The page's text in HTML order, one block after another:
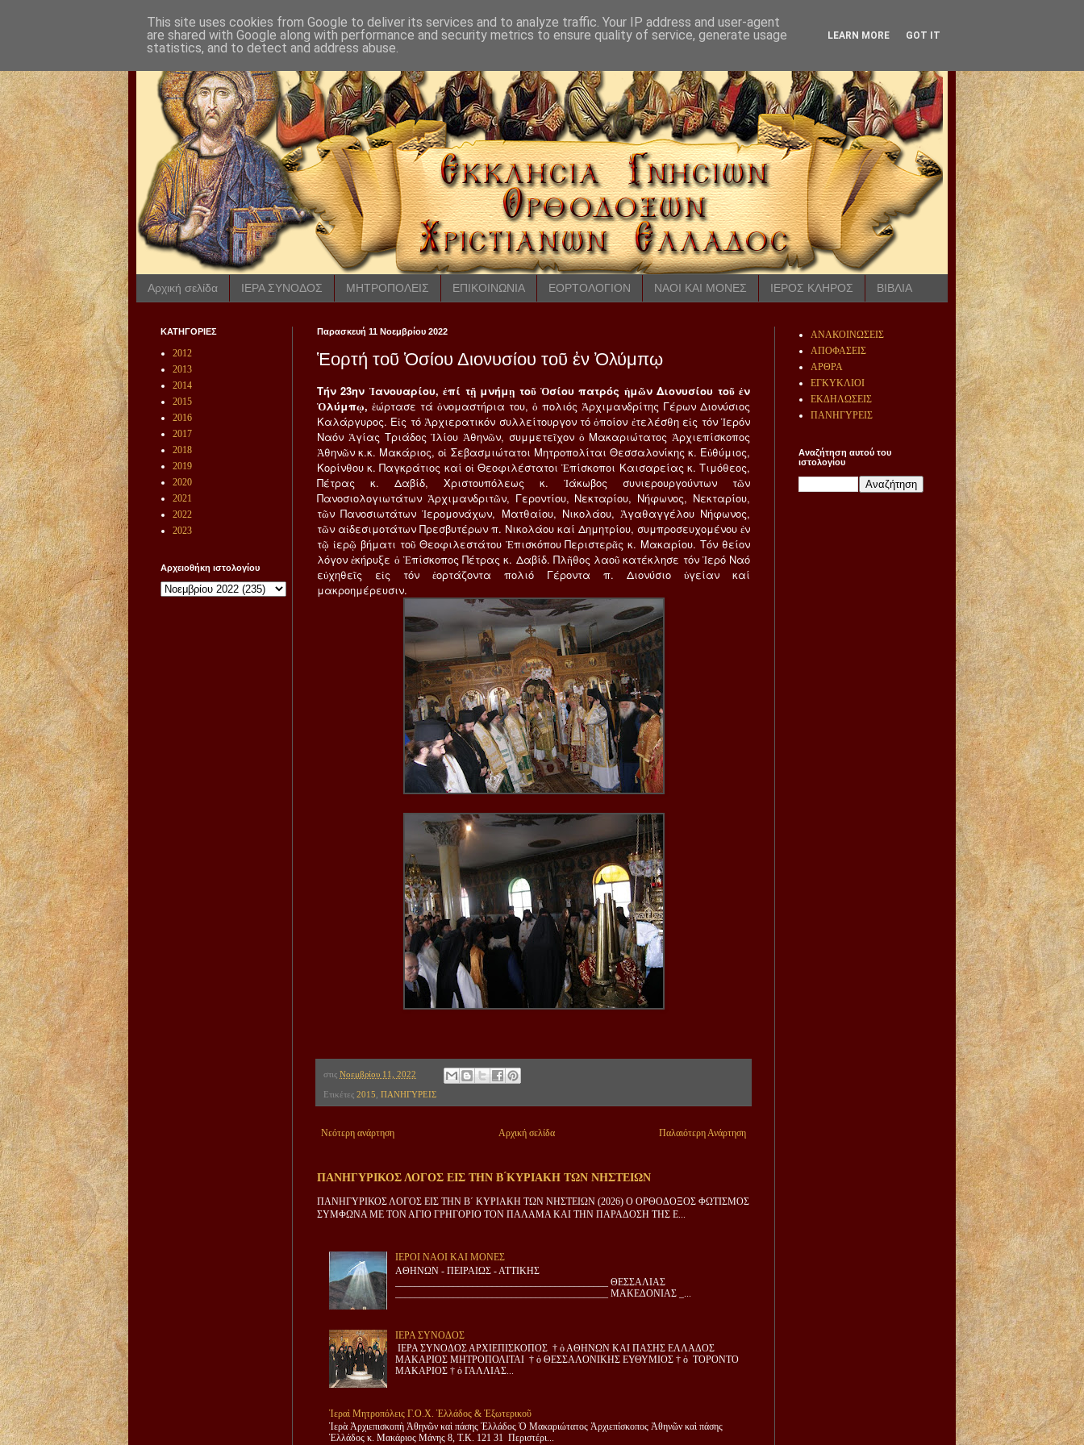
Αρχική σελίδα ΙΕΡΑ ΣΥΝΟΔΟΣ ΜΗΤΡΟΠΟΛΕΙΣ ΕΠΙΚΟΙΝΩΝΙΑ ΕΟΡΤΟΛΟΓΙΟΝ ΝΑΟΙ ΚΑΙ ΜΟΝΕΣ ΙΕΡΟΣ ΚΛΗΡΟΣ ΒΙΒΛΙΑ
Παρασκευή 11 Νοεμβρίου 2022
Ἑορτή τοῦ Ὁσίου Διονυσίου τοῦ ἐν Ὀλύμπῳ
Τήν 23ην Ἰανουαρίου, ἐπί τῇ μνήμῃ τοῦ Ὁσίου πατρός ἡμῶν Διονυσίου τοῦ ἐν
Ὀλύμπῳ, ἑώρτασε τά ὀνομαστήρια του, ὁ πολιός Ἀρχιμανδρίτης Γέρων Διονύσιος
Καλάργυρος. Εἰς τό Ἀρχιερατικόν συλλείτουργον τό ὁποίον ἐτελέσθη εἰς τόν Ἱερόν
Ναόν Ἁγίας Τριάδος Ἰλίου Ἀθηνῶν, συμμετεῖχον ὁ Μακαριώτατος Ἀρχιεπίσκοπος
Ἀθηνῶν κ.κ. Μακάριος, οἱ Σεβασμιώτατοι Μητροπολίται Θεσσαλονίκης κ. Εὐθύμιος,
Κορίνθου κ. Παγκράτιος καί οἱ Θεοφιλέστατοι Ἐπίσκοποι Καισαρείας κ. Τιμόθεος,
Πέτρας κ. Δαβίδ, Χριστουπόλεως κ. Ἰάκωβος συνιερουργούντων τῶν
Πανοσιολογιωτάτων Ἀρχιμανδριτῶν, Γεροντίου, Νεκταρίου, Νήφωνος, Νεκταρίου,
τῶν Πανοσιωτάτων Ἱερομονάχων, Ματθαίου, Νικολάου, Ἀγαθαγγέλου Νήφωνος,
τῶν αἰδεσιμοτάτων Πρεσβυτέρων π. Νικολάου καί Δημητρίου, συμπροσευχομένου ἐν
τῷ ἱερῷ βήματι τοῦ Θεοφιλεστάτου Ἐπισκόπου Περιστερᾶς κ. Μακαρίου. Τόν θείον
λόγον ἐκήρυξε ὁ Ἐπίσκοπος Πέτρας κ. Δαβίδ. Πλῆθος λαοῦ κατέκλησε τόν Ἱερό Ναό
εὐχηθεῖς εἰς τόν ἑορτάζοντα πολιό Γέροντα π. Διονύσιο ὑγείαν καί
μακροημέρευσιν.
στις Νοεμβρίου 11, 2022
Ετικέτες 2015 ΠΑΝΗΓΥΡΕΙΣ
Νεότερη ανάρτηση Παλαιότερη Ανάρτηση
Αρχική σελίδα
ΠΑΝΗΓΥΡΙΚΟΣ ΛΟΓΟΣ ΕΙΣ ΤΗΝ Β ́ΚΥΡΙΑΚΗ ΤΩΝ ΝΗΣΤΕΙΩΝ
ΠΑΝΗΓΥΡΙΚΟΣ ΛΟΓΟΣ ΕΙΣ ΤΗΝ Β΄ ΚΥΡΙΑΚΗ ΤΩΝ ΝΗΣΤΕΙΩΝ (2026) Ο ΟΡΘΟΔΟΞΟΣ ΦΩΤΙΣΜΟΣ
ΣΥΜΦΩΝΑ ΜΕ ΤΟΝ ΑΓΙΟ ΓΡΗΓΟΡΙΟ ΤΟΝ ΠΑΛΑΜΑ ΚΑΙ ΤΗΝ ΠΑΡΑΔΟΣΗ ΤΗΣ Ε...
ΙΕΡΟΙ ΝΑΟΙ ΚΑΙ ΜΟΝΕΣ
ΑΘΗΝΩΝ - ΠΕΙΡΑΙΩΣ - ΑΤΤΙΚΗΣ
____________________________________________ ΘΕΣΣΑΛΙΑΣ
____________________________________________ ΜΑΚΕΔΟΝΙΑΣ _...
ΙΕΡΑ ΣΥΝΟΔΟΣ
ΙΕΡΑ ΣΥΝΟΔΟΣ ΑΡΧΙΕΠΙΣΚΟΠΟΣ † ὁ ΑΘΗΝΩΝ ΚΑΙ ΠΑΣΗΣ ΕΛΛΑΔΟΣ
ΜΑΚΑΡΙΟΣ ΜΗΤΡΟΠΟΛΙΤΑΙ † ὁ ΘΕΣΣΑΛΟΝΙΚΗΣ ΕΥΘΥΜΙΟΣ † ὁ ΤΟΡΟΝΤΟ
ΜΑΚΑΡΙΟΣ † ὁ ΓΑΛΛΙΑΣ...
Ἱεραὶ Μητροπόλεις Γ.Ο.Χ. Ἑλλάδος & Ἐξωτερικοῦ
Ἱερὰ Ἀρχιεπισκοπὴ Ἀθηνῶν καὶ πάσης Ἑλλάδος Ὁ Μακαριώτατος Ἀρχιεπίσκοπος Ἀθηνῶν καὶ πάσης
Ἑλλάδος κ. Μακάριος Μάνης 8, Τ.Κ. 121 31 Περιστέρι...
ΚΑΤΗΓΟΡΙΕΣ
2012
2013
2014
2015
2016
2017
2018
2019
2020
2021
2022
2023
Αρχειοθήκη ιστολογίου
ΑΝΑΚΟΙΝΩΣΕΙΣ
ΑΠΟΦΑΣΕΙΣ
ΑΡΘΡΑ
ΕΓΚΥΚΛΙΟΙ
ΕΚΔΗΛΩΣΕΙΣ
ΠΑΝΗΓΥΡΕΙΣ
Αναζήτηση αυτού του
ιστολογίου
This site uses cookies from Google to deliver its services and to analyze traffic. Your IP address and user-agent
are shared with Google along with performance and security metrics to ensure quality of service, generate usage
statistics, and to detect and address abuse.
LEARN MORE GOT IT